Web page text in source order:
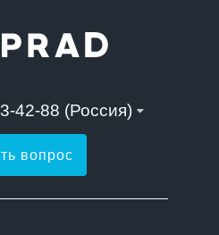
42-88 (Россия)
вопрос